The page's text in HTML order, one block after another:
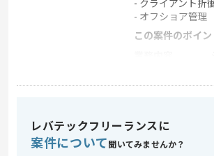
- クライアント折
- オフショア管理
この案件のポイン
スキル
求めるスキル
・IT業界経験(10年
レバテックフリーランスに
案件について 聞いてみませんか？